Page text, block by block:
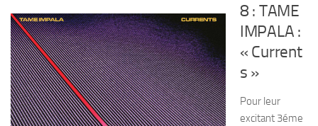
8 : TAME
IMPALA :
« Current
s »
Pour leur
excitant 3éme